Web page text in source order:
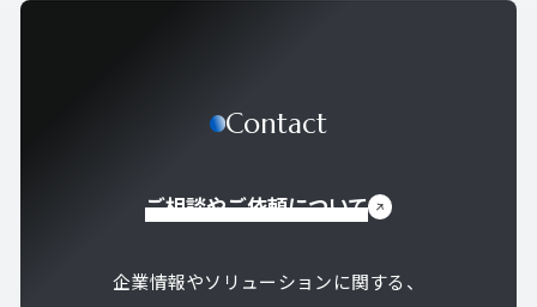
Contact
ご相談やご依頼について
企業情報やソリューションに関する、